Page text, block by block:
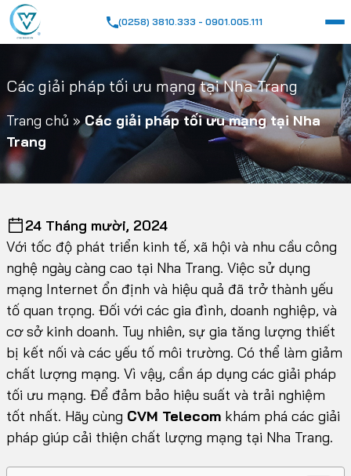
(0258) 3810.333 - 0901.005.111
Các giải pháp tối ưu mạng tại Nha Trang
Trang chủ »Các giải pháp tối ưu mạng tại Nha
Trang
24 Tháng mười, 2024
Với tốc độ phát triển kinh tế, xã hội và nhu cầu công
nghệ ngày càng cao tại Nha Trang. Việc sử dụng
mạng Internet ổn định và hiệu quả đã trở thành yếu
tố quan trọng. Đối với các gia đình, doanh nghiệp, và
cơ sở kinh doanh. Tuy nhiên, sự gia tăng lượng thiết
bị kết nối và các yếu tố môi trường. Có thể làm giảm
chất lượng mạng. Vì vậy, cần áp dụng các giải pháp
tối ưu mạng. Để đảm bảo hiệu suất và trải nghiệm
tốt nhất. Hãy cùng CVM Telecom khám phá các giải
pháp giúp cải thiện chất lượng mạng tại Nha Trang.